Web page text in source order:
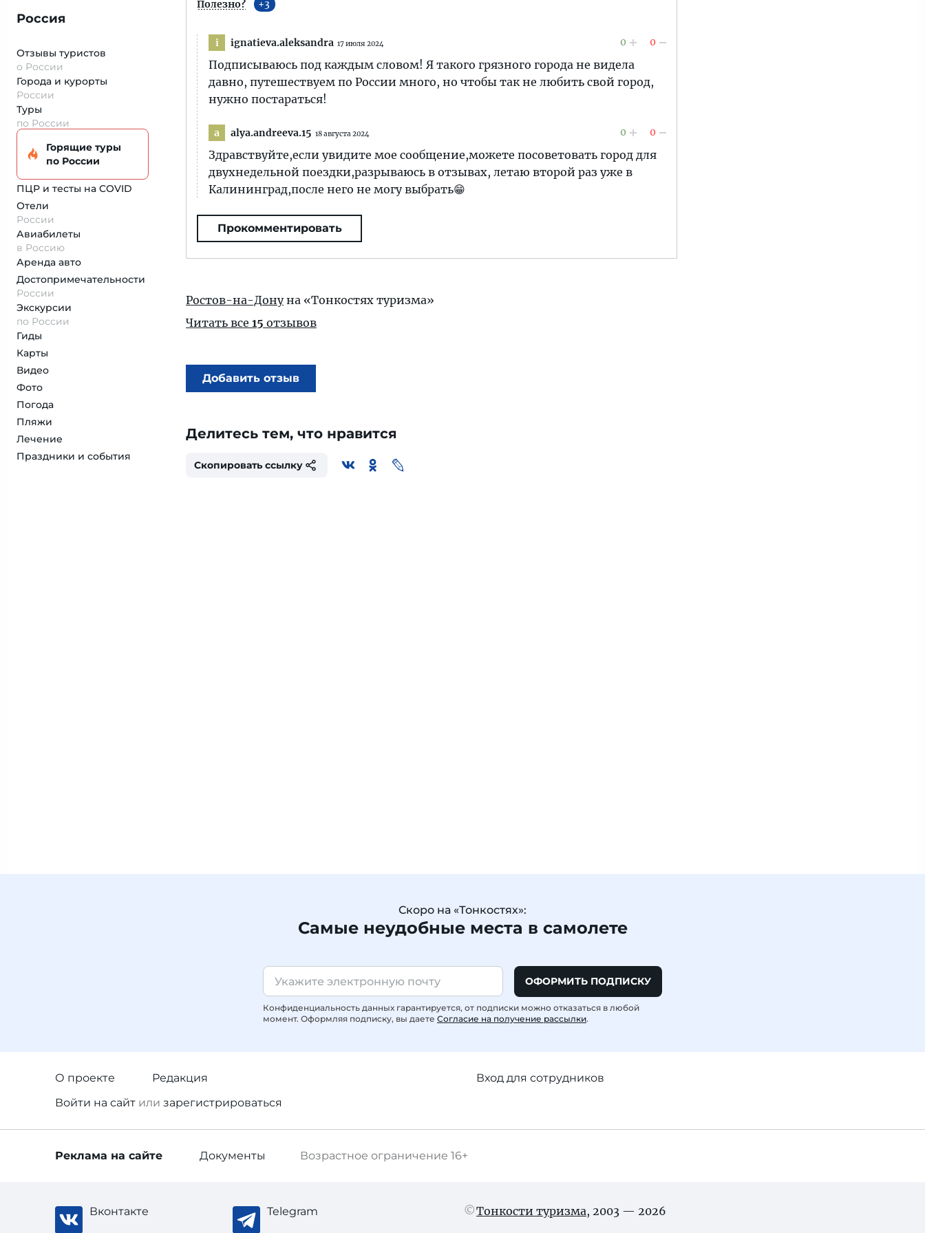
Россия
Отзывы туристов
о России
Города и курорты
России
Туры
по России
Горящие туры
по России
ПЦР и тесты на COVID
Отели
России
Авиабилеты
в Россию
Аренда авто
Достопримеча­тельности
России
Экскурсии
по России
Гиды
Карты
Видео
Фото
Погода
Пляжи
Лечение
Праздники и события
Полезно? 3
i ignatieva.aleksandra 17 июля 2024 0 0
Подписываюсь под каждым словом! Я такого грязного города не видела
давно, путешествуем по России много, но чтобы так не любить свой город,
нужно постараться!
a alya.andreeva.15 18 августа 2024 0 0
Здравствуйте,если увидите мое сообщение,можете посоветовать город для
двухнедельной поездки,разрываюсь в отзывах, летаю второй раз уже в
Калининград,после него не могу выбрать😁
Прокомментировать
Ростов-на-Донуна «Тонкостях туризма»
Читать все 15 отзывов
Добавить отзыв
Делитесь тем, что нравится
Скопировать ссылку
Скоро на «Тонкостях»:
Самые неудобные места в самолете
ОФОРМИТЬ ПОДПИСКУ
Конфиденциальность данных гарантируется, от подписки можно отказаться в любой
момент. Оформляя подписку, вы даете Согласие на получение рассылки.
О проекте
Редакция
Войти на сайт или зарегистрироваться
Вход для сотрудников
Возрастное ограничение 16+
Реклама на сайте Документы
Вконтакте Telegram Тонкости туризма, 2003 — 2026